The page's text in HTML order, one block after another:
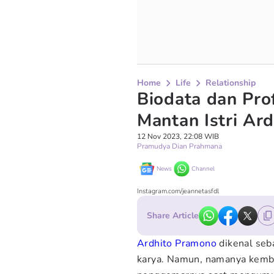
Home Life Relationship
Biodata dan
Mantan Istri
12 Nov 2023, 22:08 WIB
Pramudya Dian Prahmana
News Channel
Instagram.com/jeannetasfdl
Share Article
Ardhito Pramonodikenal
karya. Namun, namanya